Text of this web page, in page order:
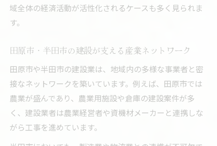
地域発展に貢献する建設業と派生産業の関係性
田原市・半田市で見られる建設発の産業展
開例
建設と連動した派生産業ネットワークの実
態
地域発展に不可欠な建設・派生産業の協働
事例
域全体の経済活動が活性化されるケースも多く見られま
す。
田原市・半田市の建設が支える産業ネットワーク
田原市や半田市の建設業は、地域内の多様な事業者と密
接なネットワークを築いています。例えば、田原市では
農業が盛んであり、農業用施設や倉庫の建設案件が多
く、建設業者は農業経営者や資機材メーカーと連携しな
がら工事を進めています。